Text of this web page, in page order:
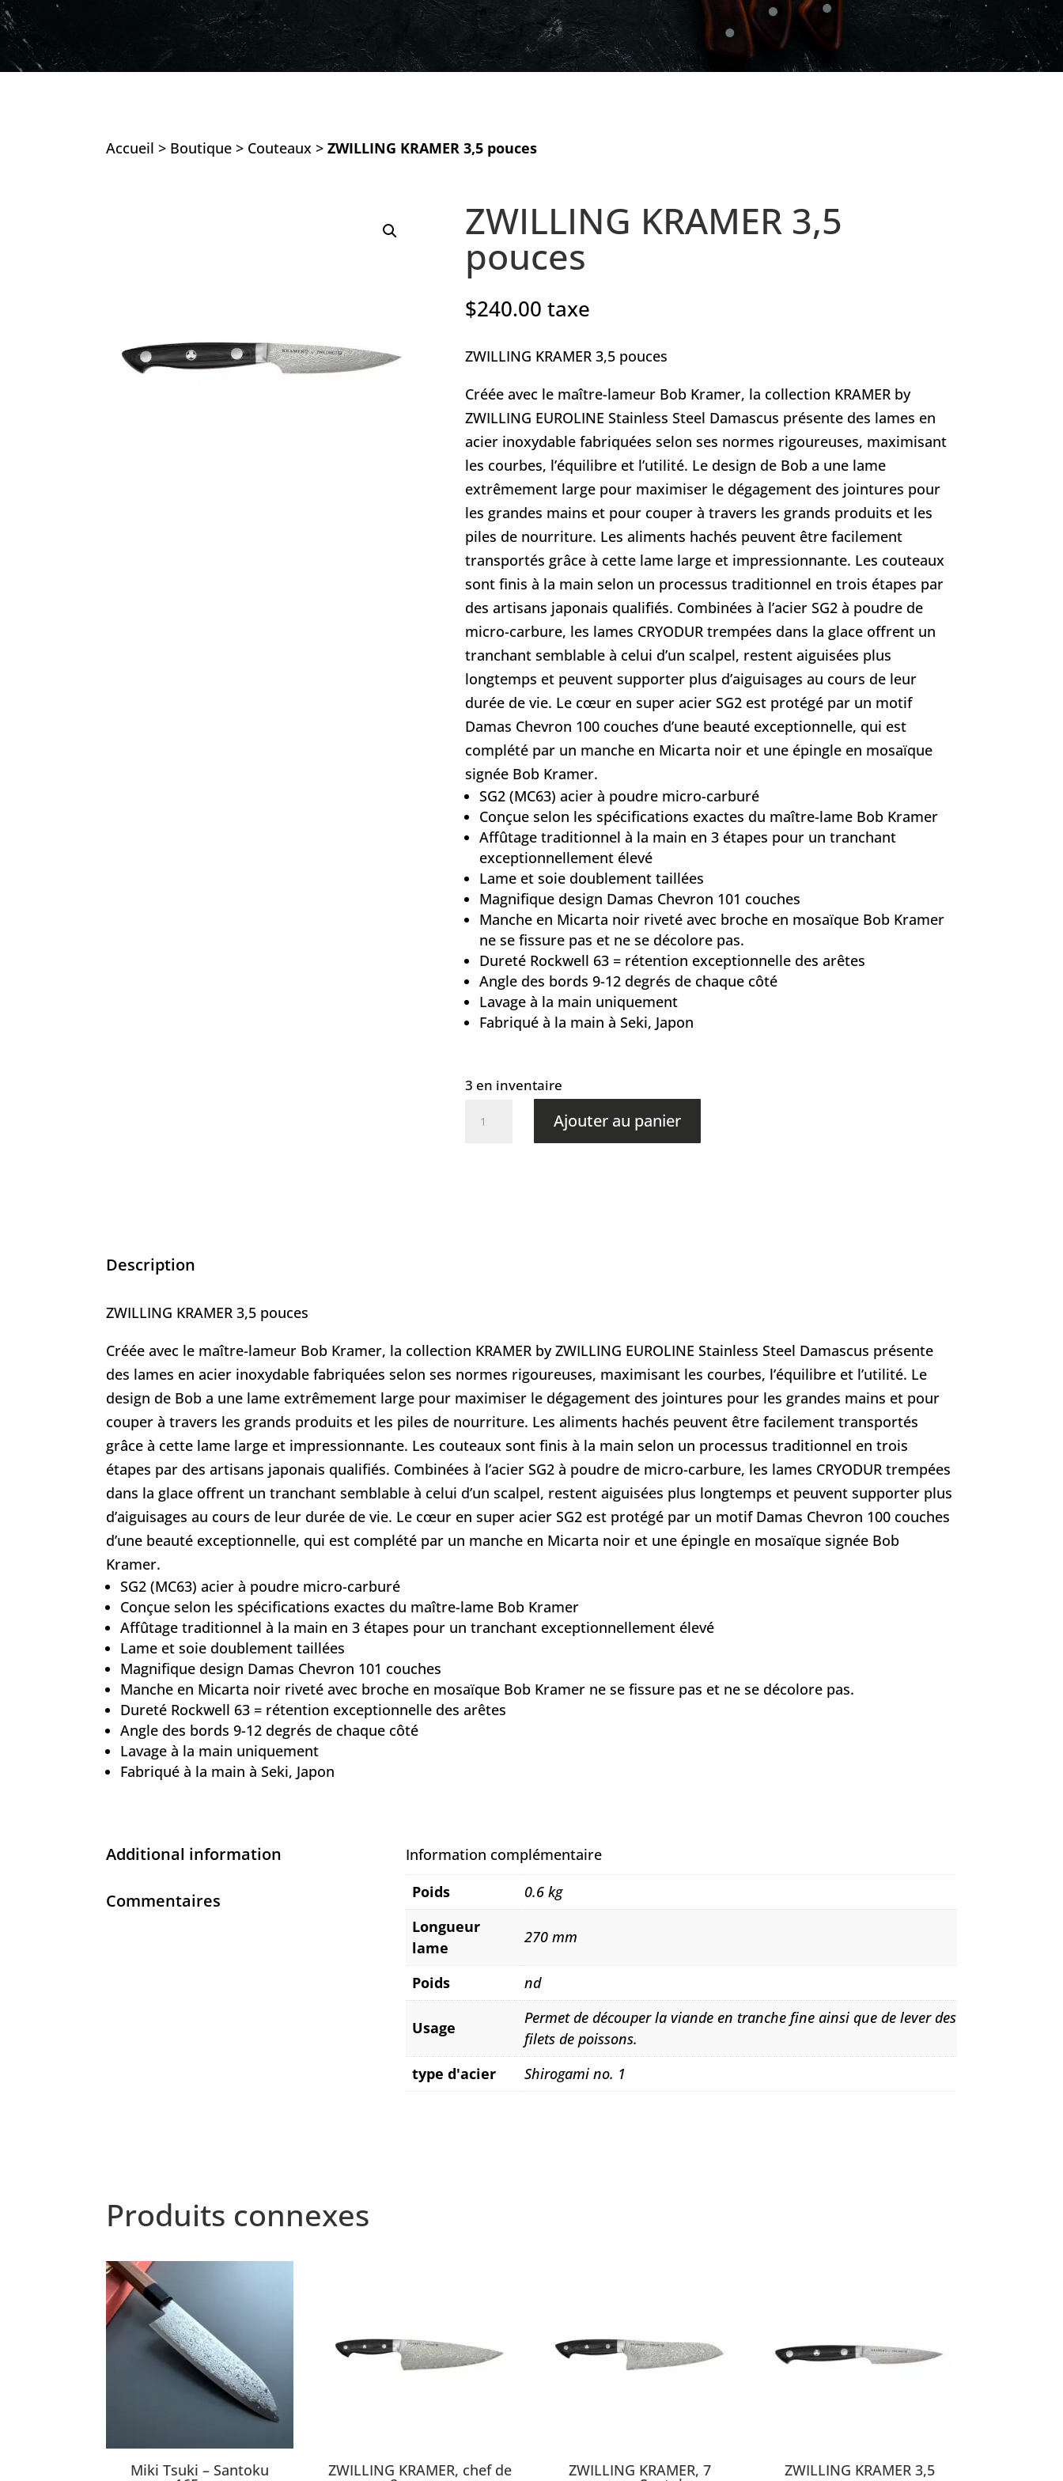
Accueil > Boutique > Couteaux >ZWILLING KRAMER 3,5 pouces
ZWILLING KRAMER 3,5
pouces
$240.00 taxe
ZWILLING KRAMER 3,5 pouces
Créée avec le maître-lameur Bob Kramer, la collection KRAMER by
ZWILLING EUROLINE Stainless Steel Damascus présente des lames en
acier inoxydable fabriquées selon ses normes rigoureuses, maximisant
les courbes, l’équilibre et l’utilité. Le design de Bob a une lame
extrêmement large pour maximiser le dégagement des jointures pour
les grandes mains et pour couper à travers les grands produits et les
piles de nourriture. Les aliments hachés peuvent être facilement
transportés grâce à cette lame large et impressionnante. Les couteaux
sont finis à la main selon un processus traditionnel en trois étapes par
des artisans japonais qualifiés. Combinées à l’acier SG2 à poudre de
micro-carbure, les lames CRYODUR trempées dans la glace offrent un
tranchant semblable à celui d’un scalpel, restent aiguisées plus
longtemps et peuvent supporter plus d’aiguisages au cours de leur
durée de vie. Le cœur en super acier SG2 est protégé par un motif
Damas Chevron 100 couches d’une beauté exceptionnelle, qui est
complété par un manche en Micarta noir et une épingle en mosaïque
signée Bob Kramer.
SG2 (MC63) acier à poudre micro-carburé
Conçue selon les spécifications exactes du maître-lame Bob Kramer
Affûtage traditionnel à la main en 3 étapes pour un tranchant
exceptionnellement élevé
Lame et soie doublement taillées
Magnifique design Damas Chevron 101 couches
Manche en Micarta noir riveté avec broche en mosaïque Bob Kramer
ne se fissure pas et ne se décolore pas.
Dureté Rockwell 63 = rétention exceptionnelle des arêtes
Angle des bords 9-12 degrés de chaque côté
Lavage à la main uniquement
Fabriqué à la main à Seki, Japon
3 en inventaire
Ajouter au panier
Description
ZWILLING KRAMER 3,5 pouces
Créée avec le maître-lameur Bob Kramer, la collection KRAMER by ZWILLING EUROLINE Stainless Steel Damascus présente
des lames en acier inoxydable fabriquées selon ses normes rigoureuses, maximisant les courbes, l’équilibre et l’utilité. Le
design de Bob a une lame extrêmement large pour maximiser le dégagement des jointures pour les grandes mains et pour
couper à travers les grands produits et les piles de nourriture. Les aliments hachés peuvent être facilement transportés
grâce à cette lame large et impressionnante. Les couteaux sont finis à la main selon un processus traditionnel en trois
étapes par des artisans japonais qualifiés. Combinées à l’acier SG2 à poudre de micro-carbure, les lames CRYODUR trempées
dans la glace offrent un tranchant semblable à celui d’un scalpel, restent aiguisées plus longtemps et peuvent supporter plus
d’aiguisages au cours de leur durée de vie. Le cœur en super acier SG2 est protégé par un motif Damas Chevron 100 couches
d’une beauté exceptionnelle, qui est complété par un manche en Micarta noir et une épingle en mosaïque signée Bob
Kramer.
SG2 (MC63) acier à poudre micro-carburé
Conçue selon les spécifications exactes du maître-lame Bob Kramer
Affûtage traditionnel à la main en 3 étapes pour un tranchant exceptionnellement élevé
Lame et soie doublement taillées
Magnifique design Damas Chevron 101 couches
Manche en Micarta noir riveté avec broche en mosaïque Bob Kramer ne se fissure pas et ne se décolore pas.
Dureté Rockwell 63 = rétention exceptionnelle des arêtes
Angle des bords 9-12 degrés de chaque côté
Lavage à la main uniquement
Fabriqué à la main à Seki, Japon
Additional information
Commentaires
Information complémentaire
Poids
0.6 kg
Longueur
lame
270 mm
Poids nd
Usage
Permet de découper la viande en tranche fine ainsi que de lever des
filets de poissons.
type d'acier
Shirogami no. 1
Produits connexes
Miki Tsuki – Santoku ZWILLING KRAMER, chef de ZWILLING KRAMER, 7 ZWILLING KRAMER 3,5